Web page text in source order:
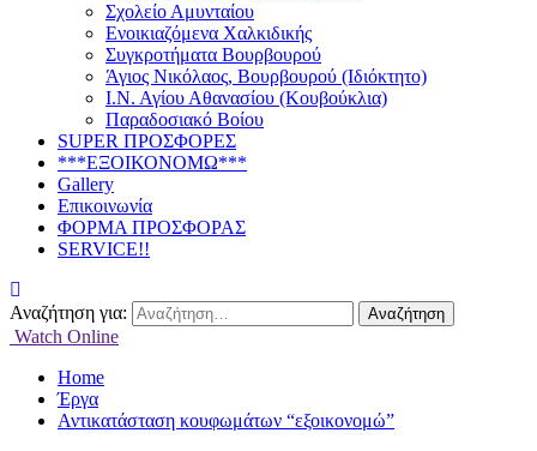
Σχολείο Αμυνταίου
Ενοικιαζόμενα Χαλκιδικής
Συγκροτήματα Βουρβουρού
Άγιος Νικόλαος, Βουρβουρού (Ιδιόκτητο)
Ι.Ν. Αγίου Αθανασίου (Κουβούκλια)
Παραδοσιακό Βοίου
SUPER ΠΡΟΣΦΟΡΕΣ
***ΕΞΟΙΚΟΝΟΜΩ***
Gallery
Επικοινωνία
ΦΟΡΜΑ ΠΡΟΣΦΟΡΑΣ
SERVICE!!
Αναζήτηση για:
Watch Online
Home
Έργα
Αντικατάσταση κουφωμάτων “εξοικονομώ”